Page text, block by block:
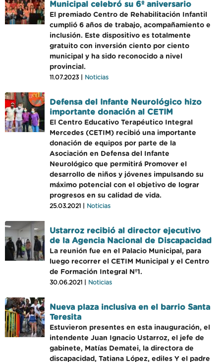
Municipal celebró su 6º aniversario
El premiado Centro de Rehabilitación Infantil
cumplió 6 años de trabajo, acompañamiento e
inclusión. Este dispositivo es totalmente
gratuito con inversión ciento por ciento
municipal y ha sido reconocido a nivel
provincial.
11.07.2023 | Noticias
Defensa del Infante Neurológico hizo
importante donación al CETIM
El Centro Educativo Terapéutico Integral
Mercedes (CETIM) recibió una importante
donación de equipos por parte de la
Asociación en Defensa del Infante
Neurológico que permitirá Promover el
desarrollo de niños y jóvenes impulsando su
máximo potencial con el objetivo de lograr
progresos en su calidad de vida.
25.03.2021 | Noticias
Ustarroz recibió al director ejecutivo
de la Agencia Nacional de Discapacidad
La reunión fue en el Palacio Municipal, para
luego recorrer el CETIM Municipal y el Centro
de Formación Integral Nº1.
30.06.2021 | Noticias
Nueva plaza inclusiva en el barrio Santa
Teresita
Estuvieron presentes en esta inauguración, el
intendente Juan Ignacio Ustarroz, el jefe de
gabinete, Matías Dematei, la directora de
discapacidad, Tatiana López, ediles Y el padre